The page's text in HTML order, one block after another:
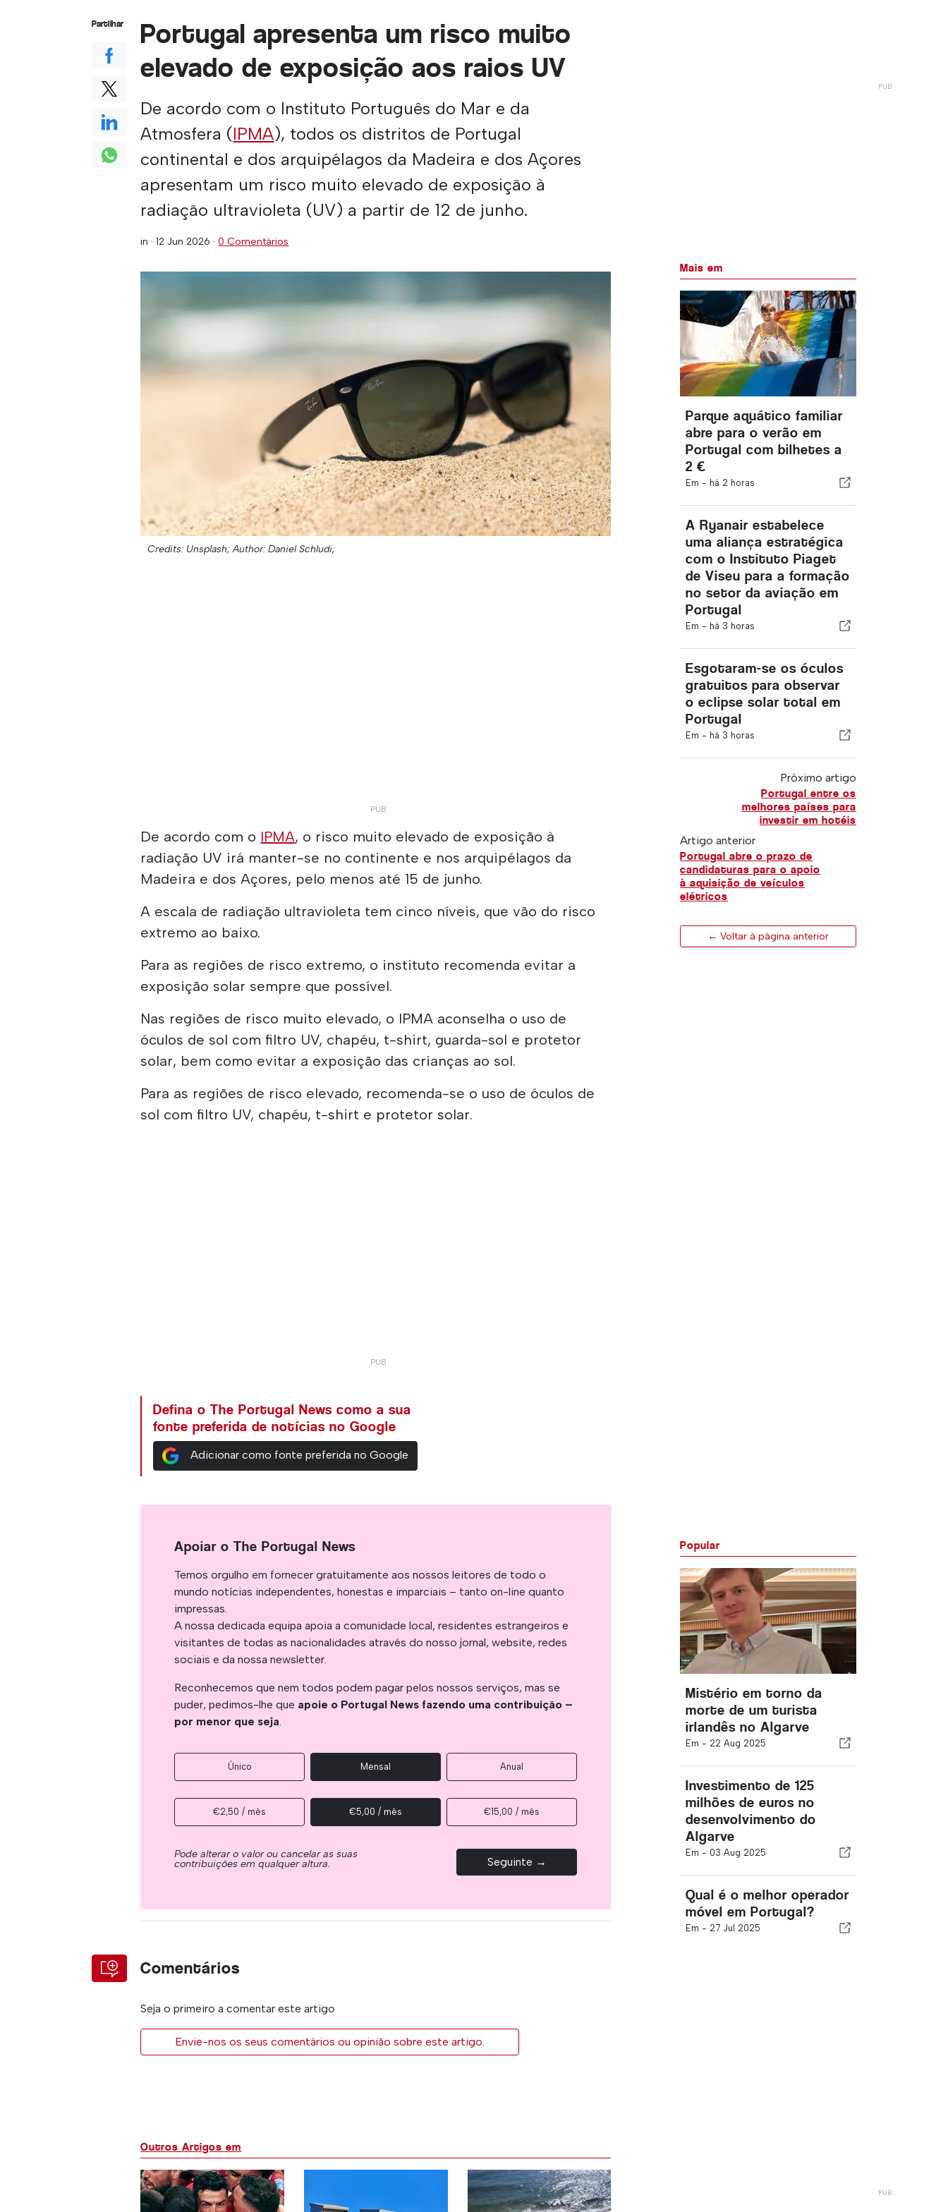
Portugal apresenta um risco muito
elevado de exposição aos raios UV
De acordo com o Instituto Português do Mar e da
Atmosfera (IPMA), todos os distritos de Portugal
continental e dos arquipélagos da Madeira e dos Açores
apresentam um risco muito elevado de exposição à
radiação ultravioleta (UV) a partir de 12 de junho.
in ·12 Jun 2026 ·0 Comentários
Credits: Unsplash; Author: Daniel Schludi;
De acordo com o IPMA, o risco muito elevado de exposição à
radiação UV irá manter-se no continente e nos arquipélagos da
Madeira e dos Açores, pelo menos até 15 de junho.
A escala de radiação ultravioleta tem cinco níveis, que vão do risco
extremo ao baixo.
Para as regiões de risco extremo, o instituto recomenda evitar a
exposição solar sempre que possível.
Nas regiões de risco muito elevado, o IPMA aconselha o uso de
óculos de sol com filtro UV, chapéu, t-shirt, guarda-sol e protetor
solar, bem como evitar a exposição das crianças ao sol.
Para as regiões de risco elevado, recomenda-se o uso de óculos de
sol com filtro UV, chapéu, t-shirt e protetor solar.
Defina o The Portugal News como a sua
fonte preferida de notícias no Google
Adicionar como fonte preferida no Google
Partilhar
Mais em
Parque aquático familiar
abre para o verão em
Portugal com bilhetes a
2 €
Em - há 2 horas
A Ryanair estabelece
uma aliança estratégica
com o Instituto Piaget
de Viseu para a formação
no setor da aviação em
Portugal
Em - há 3 horas
Esgotaram-se os óculos
gratuitos para observar
o eclipse solar total em
Portugal
Em - há 3 horas
Próximo artigo
Portugal entre os
melhores países para
investir em hotéis
Artigo anterior
Portugal abre o prazo de
candidaturas para o apoio
à aquisição de veículos
elétricos
← Voltar à página anterior
Apoiar o The Portugal News
Temos orgulho em fornecer gratuitamente aos nossos leitores de todo o
mundo notícias independentes, honestas e imparciais – tanto on-line quanto
impressas.
A nossa dedicada equipa apoia a comunidade local, residentes estrangeiros e
visitantes de todas as nacionalidades através do nosso jornal, website, redes
sociais e da nossa newsletter.
Reconhecemos que nem todos podem pagar pelos nossos serviços, mas se
puder, pedimos-lhe que apoie o Portugal News fazendo uma contribuição –
por menor que seja.
Único Mensal Anual
€2,50 / mês €5,00 / mês €15,00 / mês
Pode alterar o valor ou cancelar as suas
contribuições em qualquer altura. Seguinte →
Comentários
Seja o primeiro a comentar este artigo
Envie-nos os seus comentários ou opinião sobre este artigo.
Popular
Mistério em torno da
morte de um turista
irlandês no Algarve
Em - 22 Aug 2025
Investimento de 125
milhões de euros no
desenvolvimento do
Algarve
Em - 03 Aug 2025
Qual é o melhor operador
móvel em Portugal?
Em - 27 Jul 2025
Outros Artigos em